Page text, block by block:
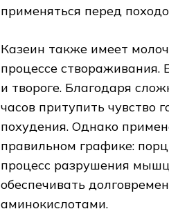
применяться перед
Казеин также имеет
процессе створаживания.
и твороге. Благодаря
часов притупить чувство
похудения. Однако
правильном графике:
процесс разрушения
обеспечивать
аминокислотами.